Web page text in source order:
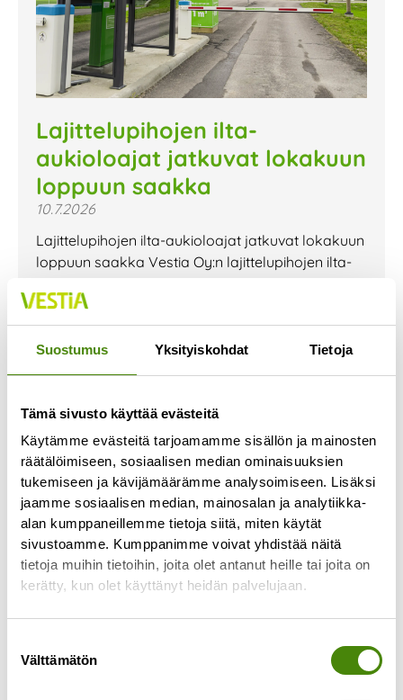
Suostumus Yksityiskohdat Tietoja
Tämä sivusto käyttää evästeitä
Käytämme evästeitä tarjoamamme sisällön ja mainosten
räätälöimiseen, sosiaalisen median ominaisuuksien
tukemiseen ja kävijämäärämme analysoimiseen. Lisäksi
jaamme sosiaalisen median, mainosalan ja analytiikka-
alan kumppaneillemme tietoja siitä, miten käytät
sivustoamme. Kumppanimme voivat yhdistää näitä
tietoja muihin tietoihin, joita olet antanut heille tai joita on
kerätty, kun olet käyttänyt heidän palvelujaan.
valinta
Välttämätön
Lajittelupihojen ilta-
aukioloajat jatkuvat lokakuun
loppuun saakka
10.7.2026
Lajittelupihojen ilta-aukioloajat jatkuvat lokakuun
loppuun saakka Vestia Oy:n lajittelupihojen ilta-
Jokaisella lajittelupihalla pääsee vähintään
kerran viikossa
Lue lisää »